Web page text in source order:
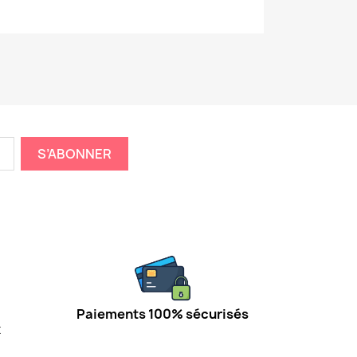
Paiements 100% sécurisés